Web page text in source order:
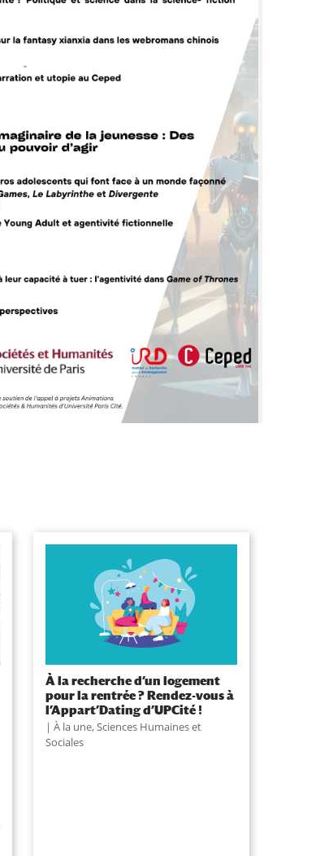
À la recherche d’un logement
pour la rentrée ? Rendez-vous à
l’Appart’Dating d’UPCité !
À la une,Sciences Humaines et
Sociales